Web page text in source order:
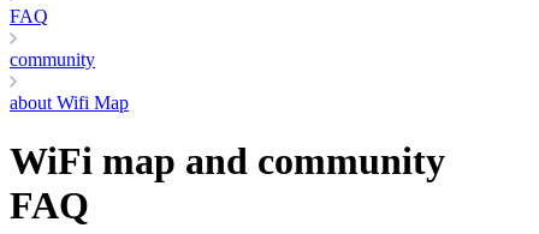
FAQ
community
about Wifi Map
WiFi map and community
FAQ